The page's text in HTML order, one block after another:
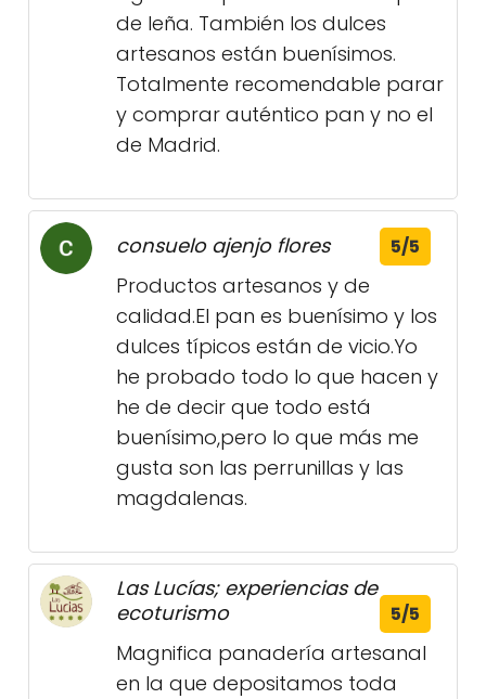
de leña. También los dulces
artesanos están buenísimos.
Totalmente recomendable parar
y comprar auténtico pan y no el
de Madrid.
consuelo ajenjo flores 5/5
Productos artesanos y de
calidad.El pan es buenísimo y los
dulces típicos están de vicio.Yo
he probado todo lo que hacen y
he de decir que todo está
buenísimo,pero lo que más me
gusta son las perrunillas y las
magdalenas.
Las Lucías; experiencias de
ecoturismo
5/5
Magnifica panadería artesanal
en la que depositamos toda